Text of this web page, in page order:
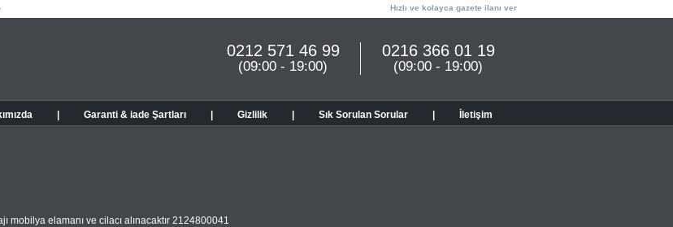
Hızlı ve kolayca gazete ilanı ver
0216 366 01 19
(09:00 - 19:00)
0212 571 46 99
(09:00 - 19:00)
Garanti & iade Şartları Gizlilik Sık Sorulan Sorular İletişim
mobilya elamanı ve cilacı alınacaktır 2124800041